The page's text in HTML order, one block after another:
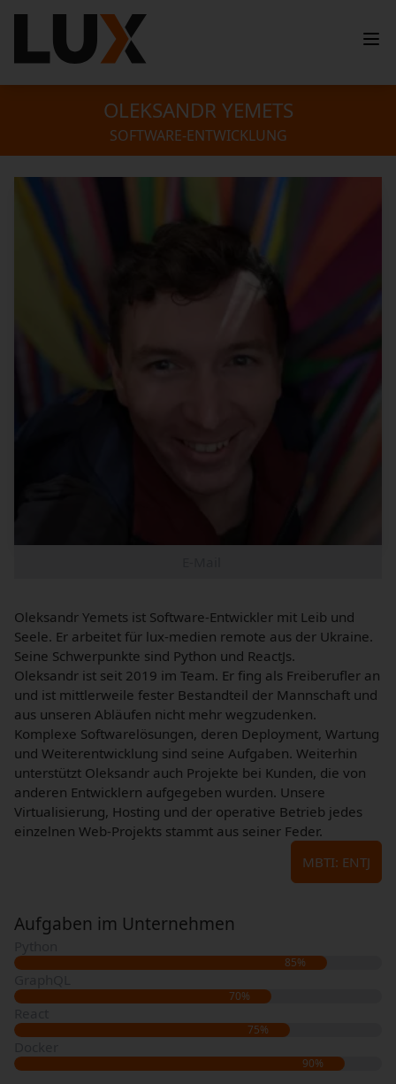
OLEKSANDR YEMETS
SOFTWARE-ENTWICKLUNG
Oleksandr Yemets ist Software-Entwickler mit Leib und
Seele. Er arbeitet für lux-medien remote aus der Ukraine.
Seine Schwerpunkte sind Python und ReactJs.
Oleksandr ist seit 2019 im Team. Er fing als Freiberufler an
und ist mittlerweile fester Bestandteil der Mannschaft und
aus unseren Abläufen nicht mehr wegzudenken.
Komplexe Softwarelösungen, deren Deployment, Wartung
und Weiterentwicklung sind seine Aufgaben. Weiterhin
unterstützt Oleksandr auch Projekte bei Kunden, die von
anderen Entwicklern aufgegeben wurden. Unsere
Virtualisierung, Hosting und der operative Betrieb jedes
einzelnen Web-Projekts stammt aus seiner Feder.
MBTI: ENTJ
Aufgaben im Unternehmen
85%
70%
75%
90%